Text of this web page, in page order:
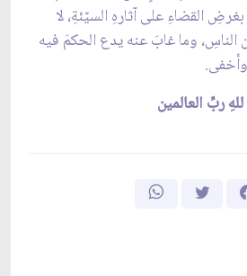
القضاءِ على آثارهِ السيّئةِ، لا
الناسِ، وما غابَ عنه يدع الحكمَ فيه
ربِّ العالمين